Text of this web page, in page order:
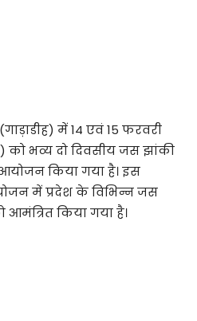
में 14 एवं 15 फरवरी
को भव्य दो दिवसीय जस झांकी
किया गया है। इस
में प्रदेश के विभिन्न जस
किया गया है।